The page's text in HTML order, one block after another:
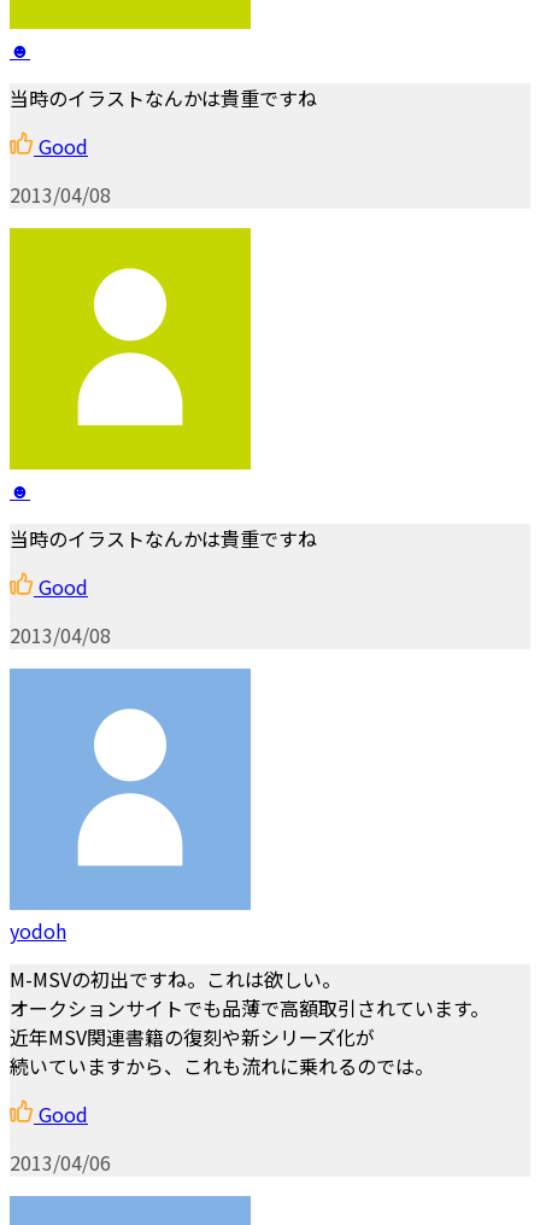
☻
当時のイラストなんかは貴重ですね
Good
2013/04/08
☻
当時のイラストなんかは貴重ですね
Good
2013/04/08
yodoh
M-MSVの初出ですね。これは欲しい。
オークションサイトでも品薄で高額取引されています。
近年MSV関連書籍の復刻や新シリーズ化が
続いていますから、これも流れに乗れるのでは。
Good
2013/04/06